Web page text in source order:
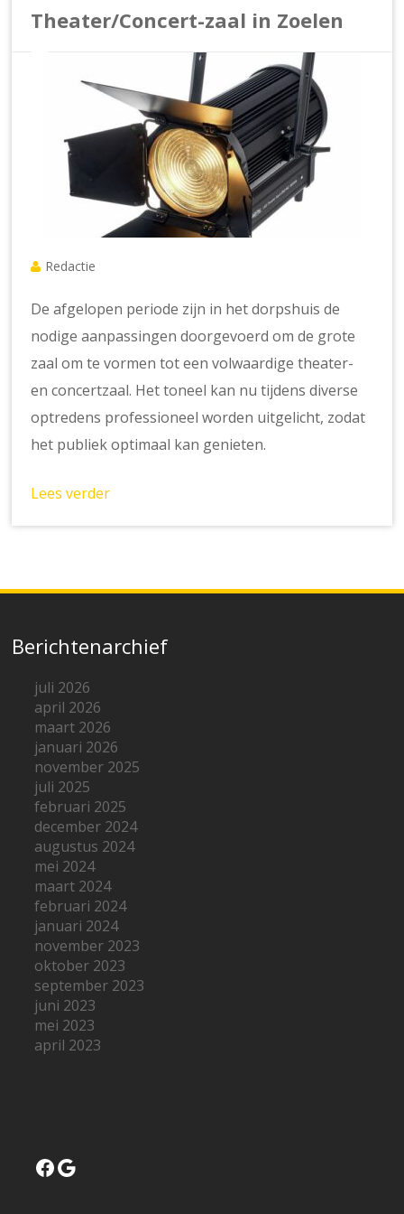
Theater/Concert-zaal in Zoelen
Redactie
De afgelopen periode zijn in het dorpshuis de
nodige aanpassingen doorgevoerd om de grote
zaal om te vormen tot een volwaardige theater-
en concertzaal. Het toneel kan nu tijdens diverse
optredens professioneel worden uitgelicht, zodat
het publiek optimaal kan genieten.
Lees verder
Berichtenarchief
juli 2026
april 2026
maart 2026
januari 2026
november 2025
juli 2025
februari 2025
december 2024
augustus 2024
mei 2024
maart 2024
februari 2024
januari 2024
november 2023
oktober 2023
september 2023
juni 2023
mei 2023
april 2023
Facebook
Google